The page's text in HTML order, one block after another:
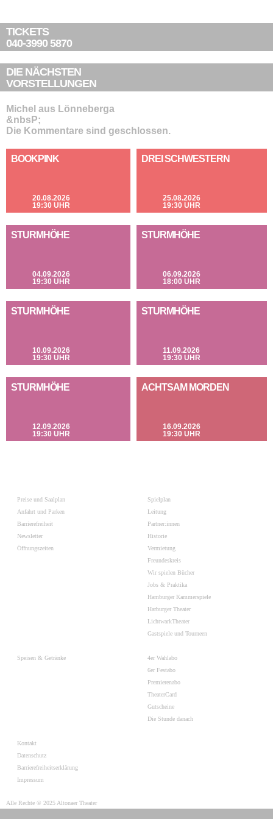
TICKETS
040-3990 5870
DIE NÄCHSTEN
VORSTELLUNGEN
Michel aus Lönneberga
&nbsP;
Die Kommentare sind geschlossen.
BOOKPINK
20.08.2026
19:30 UHR
DREI SCHWESTERN
25.08.2026
19:30 UHR
STURMHÖHE
04.09.2026
19:30 UHR
STURMHÖHE
06.09.2026
18:00 UHR
STURMHÖHE
10.09.2026
19:30 UHR
STURMHÖHE
11.09.2026
19:30 UHR
STURMHÖHE
12.09.2026
19:30 UHR
ACHTSAM MORDEN
16.09.2026
19:30 UHR
Preise und Saalplan
Anfahrt und Parken
Barrierefreiheit
Newsletter
Öffnungszeiten
Spielplan
Leitung
Partner:innen
Historie
Vermietung
Freundeskreis
Wir spielen Bücher
Jobs & Praktika
Hamburger Kammerspiele
Harburger Theater
LichtwarkTheater
Gastspiele und Tourneen
Speisen & Getränke
4er Wahlabo
6er Festabo
Premierenabo
TheaterCard
Gutscheine
Die Stunde danach
Kontakt
Datenschutz
Barrierefreiheitserklärung
Impressum
Alle Rechte © 2025 Altonaer Theater